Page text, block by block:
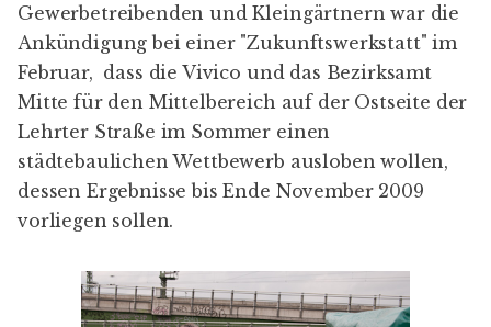
Gewerbetreibenden und Kleingärtnern war die
Ankündigung bei einer "Zukunftswerkstatt" im
Februar, dass die Vivico und das Bezirksamt
Mitte für den Mittelbereich auf der Ostseite der
Lehrter Straße im Sommer einen
städtebaulichen Wettbewerb ausloben wollen,
dessen Ergebnisse bis Ende November 2009
vorliegen sollen.